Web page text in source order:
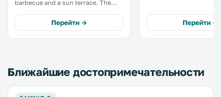
barbecue and a sun terrace. The
kitchen is equipped with an oven. A
flat-screen TV is available. .
Перейти →
каменные виллы с
оборудованнойПерейти →
Ближайшие достопримечательности